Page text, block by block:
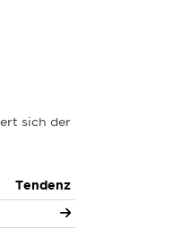
sich der
Tendenz